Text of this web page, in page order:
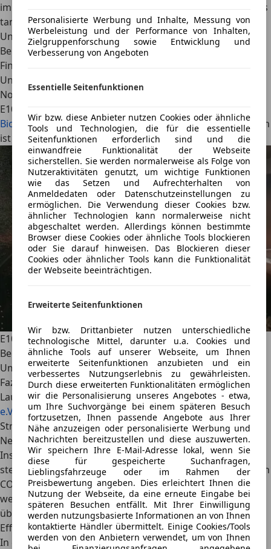
Personalisierte Werbung und Inhalte, Messung von
Werbeleistung und der Performance von Inhalten,
Zielgruppenforschung sowie Entwicklung und
Verbesserung von Angeboten
Essentielle Seitenfunktionen
Wir bzw. diese Anbieter nutzen Cookies oder ähnliche
Tools und Technologien, die für die essentielle
Seitenfunktionen erforderlich sind und die
einwandfreie Funktionalität der Webseite
sicherstellen. Sie werden normalerweise als Folge von
Nutzeraktivitäten genutzt, um wichtige Funktionen
wie das Setzen und Aufrechterhalten von
Anmeldedaten oder Datenschutzeinstellungen zu
ermöglichen. Die Verwendung dieser Cookies bzw.
ähnlicher Technologien kann normalerweise nicht
abgeschaltet werden. Allerdings können bestimmte
Browser diese Cookies oder ähnliche Tools blockieren
oder Sie darauf hinweisen. Das Blockieren dieser
Cookies oder ähnlicher Tools kann die Funktionalität
der Webseite beeinträchtigen.
Erweiterte Seitenfunktionen
Wir bzw. Drittanbieter nutzen unterschiedliche
technologische Mittel, darunter u.a. Cookies und
ähnliche Tools auf unserer Webseite, um Ihnen
erweiterte Seitenfunktionen anzubieten und ein
verbessertes Nutzungserlebnis zu gewährleisten.
Durch diese erweiterten Funktionalitäten ermöglichen
wir die Personalisierung unseres Angebotes - etwa,
um Ihre Suchvorgänge bei einem späteren Besuch
fortzusetzen, Ihnen passende Angebote aus Ihrer
Nähe anzuzeigen oder personalisierte Werbung und
Nachrichten bereitzustellen und diese auszuwerten.
Wir speichern Ihre E-Mail-Adresse lokal, wenn Sie
diese für gespeicherte Suchanfragen,
Lieblingsfahrzeuge oder im Rahmen der
Preisbewertung angeben. Dies erleichtert Ihnen die
Nutzung der Webseite, da eine erneute Eingabe bei
späteren Besuchen entfällt. Mit Ihrer Einwilligung
werden nutzungsbasierte Informationen an von Ihnen
kontaktierte Händler übermittelt. Einige Cookies/Tools
werden von den Anbietern verwendet, um von Ihnen
im Fahrzeug überein, lässt sich der Kraftstoff bedenkenlos
tanken.
Unser Tipp für Deinen nächsten Auslandsaufenthalt:In
Belgien, Dänemark, Frankreich, Österreich, Schweden,
Finnland, Großbritannien, den Niederlanden, Luxemburg,
Ungarn, Bulgarien, Rumänien, Lettland, Estland, Litauen,
Norwegen, Irland, Tschechien und der Slowakei ist das
E10-Benzin laut
Bioethanolwirtschaft e.V.an Tankstellen erhältlich. In Polen
ist die Markteinführung noch im Planungsprozess.
E10-Kraftstoff ist eine Mischung aus herkömmlichem
Benzin und Bioethanol und soll seit Ende 2010 helfen,
Umwelt und Ressourcen zu schonen.
Fazit: Lohnt es sich, E10 zu tanken?
Laut
Bundesverband der deutschen Bioethanolwirtschaft
e.V.
sind mehr als 93 Prozent aller auf den deutschen
Straßen zugelassenen Personenkraftwagen und alle
Neuwagen mit Benzinmotoren Super-E10-tauglich.
Insgesamt ist der E10-Kraftstoff besser als sein Ruf und
steht für einige gute Ansätze: Der Kraftstoff verringert den
CO2-Ausstoß, nutzt nachwachsende Rohstoffe und kostet
weniger als herkömmliche Ottokraftstoffe. Gleichzeitig
überschatten einige Bedenken die scheinbar positiven
Effekte.
In den meisten Fällen ist E10 ein Nullsummenspiel.Die